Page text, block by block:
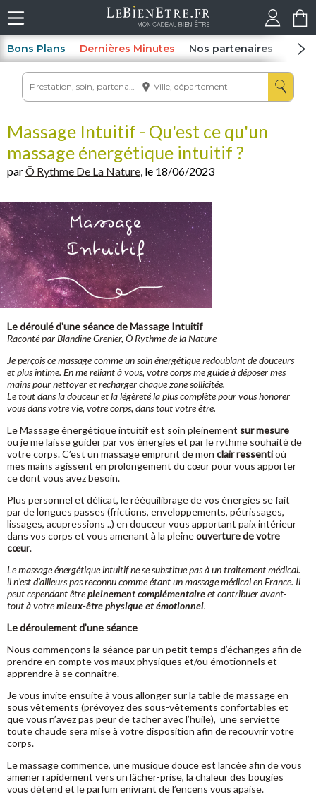
Bons Plans Dernières Minutes Nos partenaires Spas
Massage Intuitif - Qu'est ce qu'un
massage énergétique intuitif ?
parÔ Rythme De La Nature, le 18/06/2023
Le déroulé d'une séance de Massage Intuitif
Raconté par Blandine Grenier, Ô Rythme de la Nature
Je perçois ce massage comme un soin énergétique redoublant de douceurs
et plus intime. En me reliant à vous, votre corps me guide à déposer mes
mains pour nettoyer et recharger chaque zone sollicitée.
Le tout dans la douceur et la légèreté la plus complète pour vous honorer
vous dans votre vie, votre corps, dans tout votre être.
Le Massage énergétique intuitif est soin pleinement sur mesure
ou je me laisse guider par vos énergies et par le rythme souhaité de
votre corps. C’est un massage emprunt de mon clair ressentioù
mes mains agissent en prolongement du cœur pour vous apporter
ce dont vous avez besoin.
Plus personnel et délicat, le rééquilibrage de vos énergies se fait
par de longues passes (frictions, enveloppements, pétrissages,
lissages, acupressions ..) en douceur vous apportant paix intérieur
dans vos corps et vous amenant à la pleineouverture de votre
cœur.
Le massage énergétique intuitif ne se substitue pas à un traitement médical.
il n’est d’ailleurs pas reconnu comme étant un massage médical en France. Il
peut cependant êtrepleinement complémentaireet contribuer avant-
tout à votremieux-être physique et émotionnel.
Le déroulement d’une séance
Nous commençons la séance par un petit temps d’échanges afin de
prendre en compte vos maux physiques et/ou émotionnels et
apprendre à se connaître.
Je vous invite ensuite à vous allonger sur la table de massage en
sous vêtements (prévoyez des sous-vêtements confortables et
que vous n’avez pas peur de tacher avec l’huile), une serviette
toute chaude sera mise à votre disposition afin de recouvrir votre
corps.
Le massage commence, une musique douce est lancée afin de vous
amener rapidement vers un lâcher-prise, la chaleur des bougies
vous détend et le parfum enivrant de l’encens vous apaise.